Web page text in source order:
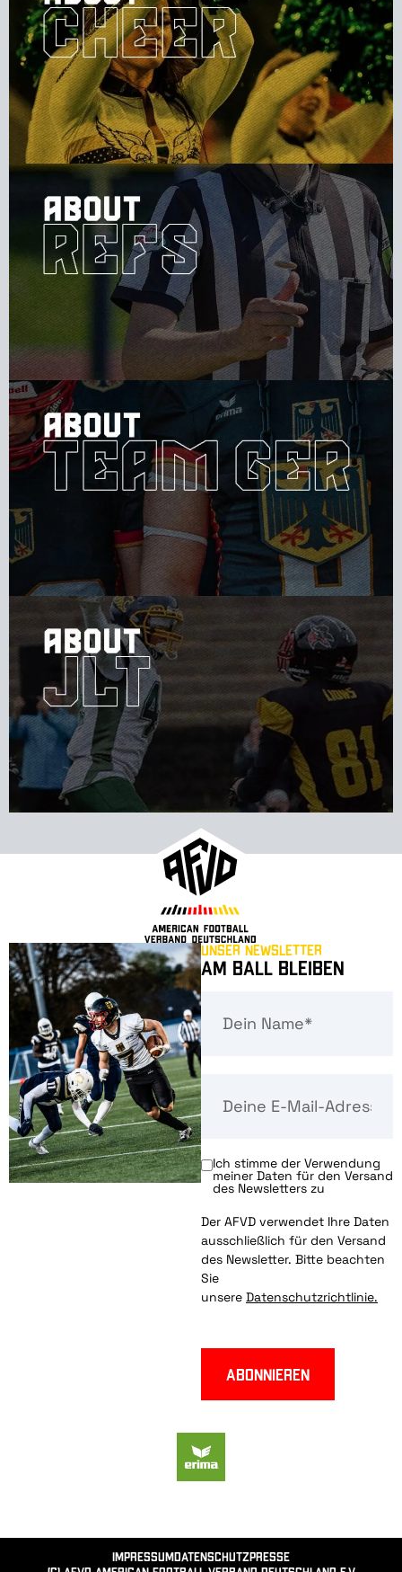
Unser Newsletter
Am Ball bleiben
Ich stimme der Verwendung
meiner Daten für den Versand
des Newsletters zu
Der AFVD verwendet Ihre Daten
ausschließlich für den Versand
des Newsletter. Bitte beachten
Sie
unsere Datenschutzrichtlinie.
Abonnieren
ImpressumDatenschutzPresse